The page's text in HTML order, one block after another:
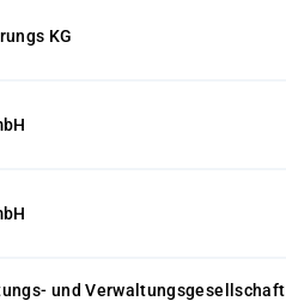
KG
und Verwaltungsgesellschaft